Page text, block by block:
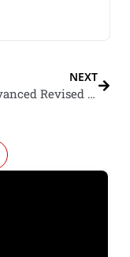
NEXT
JEE Advanced Revised Schedule: जेईई-एडवांस्ड परीक्षा अब 28 अगस्त के होई